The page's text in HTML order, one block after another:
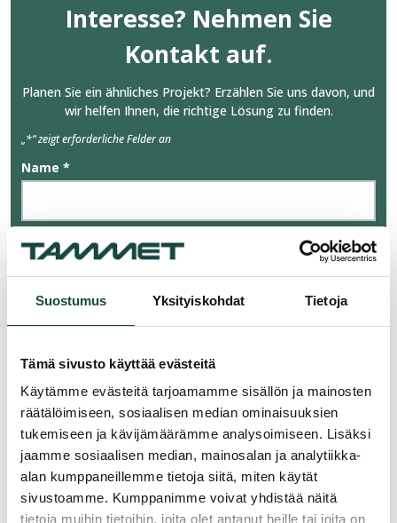
Suostumus Yksityiskohdat Tietoja
Tämä sivusto käyttää evästeitä
Käytämme evästeitä tarjoamamme sisällön ja mainosten
räätälöimiseen, sosiaalisen median ominaisuuksien
tukemiseen ja kävijämäärämme analysoimiseen. Lisäksi
jaamme sosiaalisen median, mainosalan ja analytiikka-
alan kumppaneillemme tietoja siitä, miten käytät
sivustoamme. Kumppanimme voivat yhdistää näitä
tietoja muihin tietoihin, joita olet antanut heille tai joita on
Interesse? Nehmen Sie
Kontakt auf.
Planen Sie ein ähnliches Projekt? Erzählen Sie uns davon, und
wir helfen Ihnen, die richtige Lösung zu finden.
„*“ zeigt erforderliche Felder an
Name *
Telefon *
Firma *
Grund für die Kontaktaufnahme *